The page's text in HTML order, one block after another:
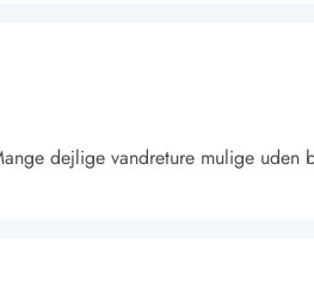
dejlige vandreture mulige uden